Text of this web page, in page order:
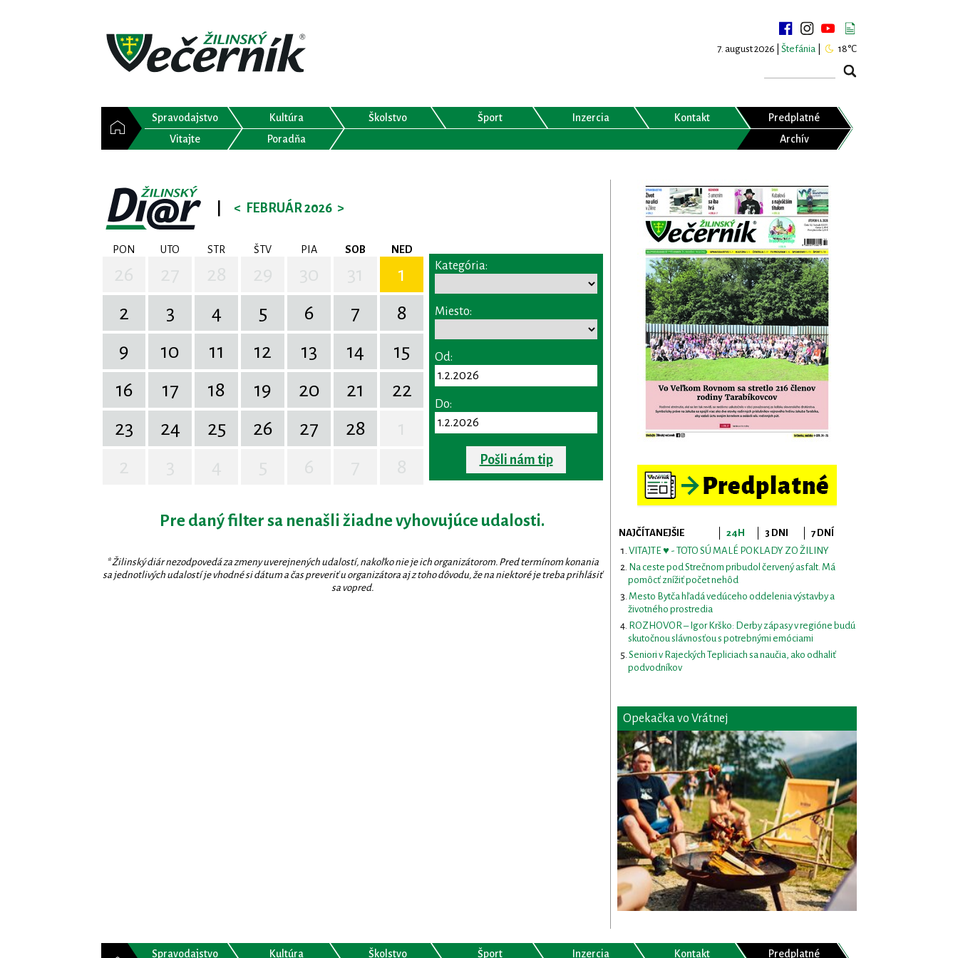
7. august 2026 | Štefánia 18°C
Spravodajstvo Kultúra Školstvo Šport Inzercia Kontakt
Predplatné
Vitajte
Poradňa Archív
< FEBRUÁR 2026 >
PON UTO STR ŠTV PIA SOB NED
1
2
3 4 5 6 7
8
9
10 11 12 13 14
15
16
17 18 19 20 21
22
23
24 25 26 27 28
Kategória:
Miesto:
Od:
Do:
Pošli nám tip
Pre daný filter sa nenašli žiadne vyhovujúce udalosti.
* Žilinský diár nezodpovedá za zmeny uverejnených udalostí, nakoľko nie je ich organizátorom. Pred termínom konania
sa jednotlivých udalostí je vhodné si dátum a čas preveriť u organizátora aj z toho dôvodu, že na niektoré je treba prihlásiť
sa vopred.
NAJČÍTANEJŠIE 24H 3 DNI
7 DNÍ
VITAJTE ♥ - TOTO SÚ MALÉ POKLADY ZO ŽILINY
Na ceste pod Strečnom pribudol červený asfalt. Má
pomôcť znížiť počet nehôd
Mesto Bytča hľadá vedúceho oddelenia výstavby a
životného prostredia
ROZHOVOR – Igor Krško: Derby zápasy v regióne budú
skutočnou slávnosťou s potrebnými emóciami
Seniori v Rajeckých Tepliciach sa naučia, ako odhaliť
podvodníkov
Opekačka vo Vrátnej
Spravodajstvo Kultúra Školstvo Šport Inzercia Kontakt Predplatné